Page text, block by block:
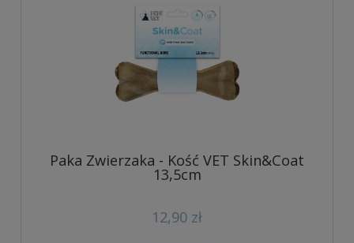
Paka Zwierzaka - Kość VET Skin&Coat
13,5cm
12,90 zł